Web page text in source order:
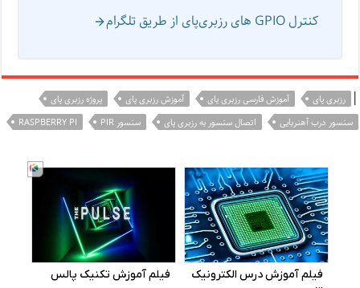
کنترل GPIO های رزبری‌پای از طریق تلگرام
| رزبری پای آموزش فارسی رزبری پای آموزش رزبری پای
پروژه رزبری پای
سنسور درب آهنربایی
اتصال سنسور به رزبری پای سنسور PIR RASPBERRY PI